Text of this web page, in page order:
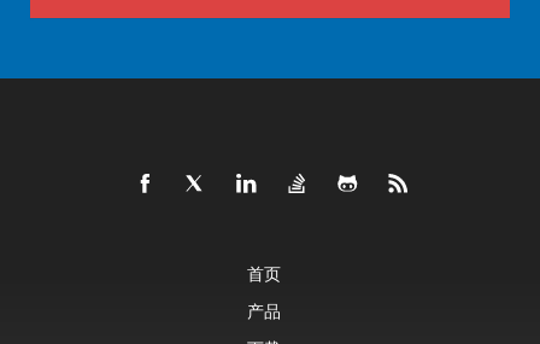
首页
产品